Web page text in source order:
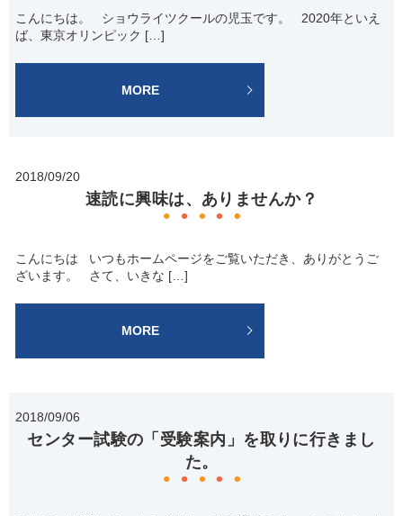
こんにちは。 ショウライツクールの児玉です。 2020年といえ
ば、東京オリンピック […]
MORE
2018/09/20
速読に興味は、ありませんか？
こんにちは いつもホームページをご覧いただき、ありがとうご
ざいます。 さて、いきな […]
MORE
2018/09/06
センター試験の「受験案内」を取りに行きまし
た。